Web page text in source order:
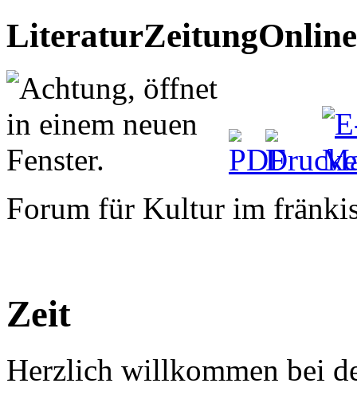
LiteraturZeitungOnline
Forum für Kultur im
Zeit
Herzlich willkommen bei